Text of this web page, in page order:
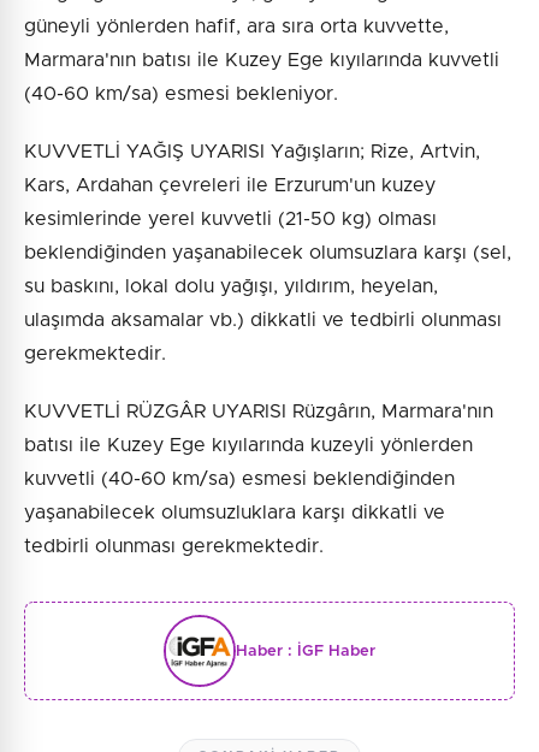
güneyli yönlerden hafif, ara sıra orta kuvvette,
Marmara'nın batısı ile Kuzey Ege kıyılarında kuvvetli
(40-60 km/sa) esmesi bekleniyor.
KUVVETLİ YAĞIŞ UYARISI Yağışların; Rize, Artvin,
Kars, Ardahan çevreleri ile Erzurum'un kuzey
kesimlerinde yerel kuvvetli (21-50 kg) olması
beklendiğinden yaşanabilecek olumsuzlara karşı (sel,
su baskını, lokal dolu yağışı, yıldırım, heyelan,
ulaşımda aksamalar vb.) dikkatli ve tedbirli olunması
gerekmektedir.
KUVVETLİ RÜZGÂR UYARISI Rüzgârın, Marmara'nın
batısı ile Kuzey Ege kıyılarında kuzeyli yönlerden
kuvvetli (40-60 km/sa) esmesi beklendiğinden
yaşanabilecek olumsuzluklara karşı dikkatli ve
tedbirli olunması gerekmektedir.
Haber : İGF Haber